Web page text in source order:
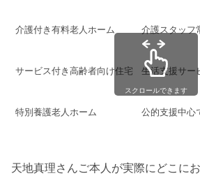
介護付き有料老人ホーム 介護スタッフ
サービス付き高齢者向け住宅 生活支援サー
特別養護老人ホーム 公的支援中心
スクロールできます
天地真理さんご本人が実際にどこに